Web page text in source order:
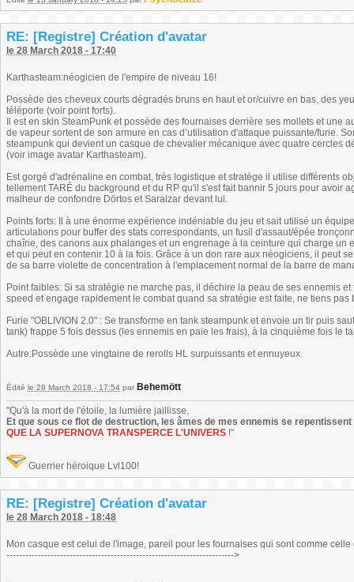
RE: [Registre] Création d'avatar
le 28 March 2018 - 17:40
Karthasteam:néogicien de l'empire de niveau 16!
Possède des cheveux courts dégradés bruns en haut et or/cuivre en bas, des
téléporte (voir point forts).
Il est en skin SteamPunk et possède des fournaises derrière ses mollets et
de vapeur sortent de son armure en cas d’utilisation d'attaque puissante/furie.
steampunk qui devient un casque de chevalier mécanique avec quatre cercles
(voir image avatar Karthasteam).
Est gorgé d'adrénaline en combat, très logistique et stratège il utilise différents
tellement TARÉ du background et du RP qu'il s'est fait bannir 5 jours pour avoir
malheur de confondre Dörtos et Saralzar devant lui.
Points forts: Il à une énorme expérience indéniable du jeu et sait utilisé un
articulations pour buffer des stats correspondants, un fusil d'assaut/épée
chaîne, des canons aux phalanges et un engrenage à la ceinture qui charge
et qui peut en contenir 10 à la fois. Grâce à un don rare aux néogiciens, il peut
de sa barre violette de concentration à l'emplacement normal de la barre de
Point faibles: Si sa stratégie ne marche pas, il déchire la peau de ses ennemis
speed et engage rapidement le combat quand sa stratégie est faite, ne tiens
Furie "OBLIVION 2.0" : Se transforme en tank steampunk et envoie un tir puis
tank) frappe 5 fois dessus (les ennemis en paie les frais), à la cinquième fois le
Autre:Possède une vingtaine de rerolls HL surpuissants et ennuyeux.
Édité le 28 March 2018 - 17:54 par Behemött
"Qu'à la mort de l'étoile, la lumière jaillisse,
Et que sous ce flot de destruction, les âmes de mes ennemis se repentissent
QUE LA SUPERNOVA TRANSPERCE L'UNIVERS !"
Guerrier héroique Lvl100!
RE: [Registre] Création d'avatar
le 28 March 2018 - 18:48
Mon casque est celui de l'image, pareil pour les fournaises qui sont comme
------------------------------------------------------------------------>